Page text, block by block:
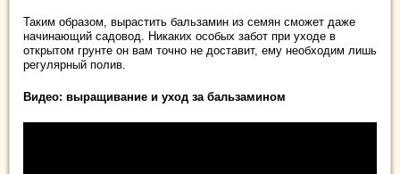
Таким образом, вырастить бальзамин из семян сможет даже
начинающий садовод. Никаких особых забот при уходе в
открытом грунте он вам точно не доставит, ему необходим лишь
регулярный полив.
Видео: выращивание и уход за бальзамином